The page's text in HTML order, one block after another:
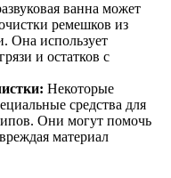
ванна может
ремешков из
Она использует
и остатков с
Некоторые
средства для
Они могут помочь
материал